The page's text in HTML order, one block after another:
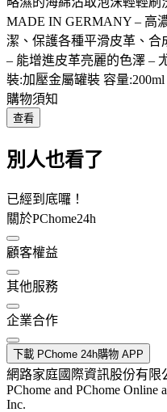
MADE IN GERMANY – 高
潔、保護各種平滑皮革、合
– 能增進皮革亮麗的色澤 –
裝:加壓金屬罐裝 容量:200ml
購物須知
查看
別人也看了
已經到底囉！
關於PChome24h
顧客權益
其他服務
企業合作
下載 PChome 24h購物 APP
網路家庭國際資訊股份有限
PChome and PChome Online
Inc.